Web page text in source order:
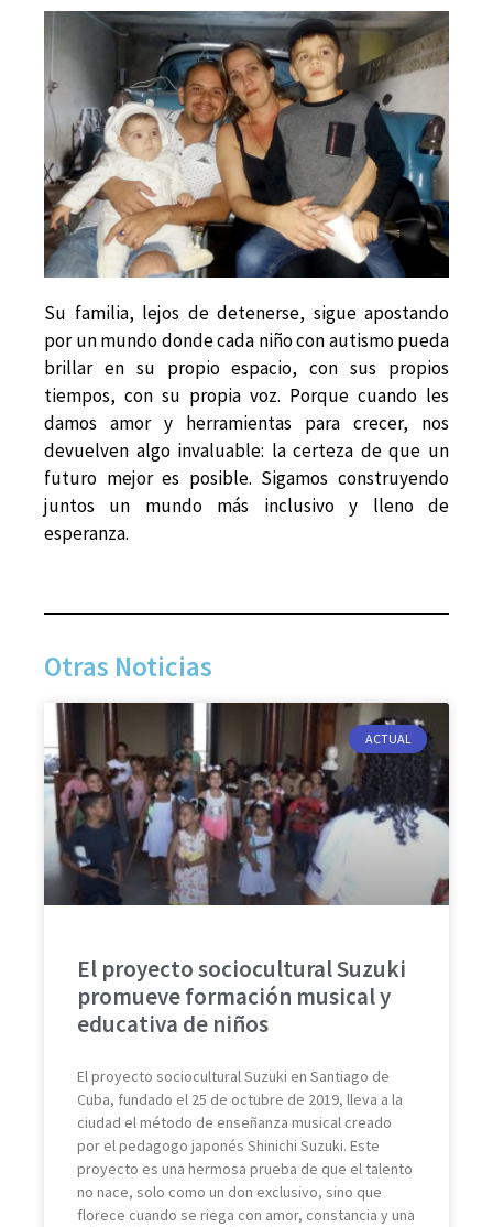
Su familia, lejos de detenerse, sigue apostando
por un mundo donde cada niño con autismo pueda
brillar en su propio espacio, con sus propios
tiempos, con su propia voz. Porque cuando les
damos amor y herramientas para crecer, nos
devuelven algo invaluable: la certeza de que un
futuro mejor es posible. Sigamos construyendo
juntos un mundo más inclusivo y lleno de
esperanza.
Otras Noticias
ACTUAL
El proyecto sociocultural Suzuki
promueve formación musical y
educativa de niños
El proyecto sociocultural Suzuki en Santiago de
Cuba, fundado el 25 de octubre de 2019, lleva a la
ciudad el método de enseñanza musical creado
por el pedagogo japonés Shinichi Suzuki. Este
proyecto es una hermosa prueba de que el talento
no nace, solo como un don exclusivo, sino que
florece cuando se riega con amor, constancia y una